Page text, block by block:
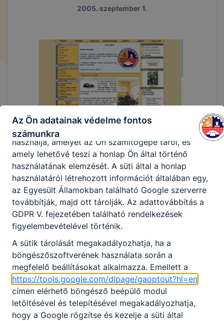
2005. szeptember 1.
Az Ön adatainak védelme fontos
számunkra
honlapunk használhatóságának és folyamatainak
hogy felhasználóink nem lesznek képesek
honlapunk funkcióinak teljes körű használatára (nem
lesz például elérhető a recaptcha, Google térkép,
form, YouTube videó), vagy a honlap a tervezettől
eltérően fog működni böngészőjében.
A honlap Google Analytics-et, a Google Inc. webes
elemző szolgáltatását használja. Ennek során a
Google Analytics a süti egy meghatározott formáját
használja, amelyet az Ön számítógépe tárol, és
amely lehetővé teszi a honlap Ön által történő
használatának elemzését. A süti által a honlap
használatáról létrehozott információt általában egy,
az Egyesült Államokban található Google szerverre
továbbítják, majd ott tárolják. Az adattovábbítás a
GDPR V. fejezetében található rendelkezések
figyelembevételével történik.
A sütik tárolását megakadályozhatja, ha a
böngészőszoftverének használata során a
megfelelő beállításokat alkalmazza. Emellett a
https://tools.google.com/dlpage/gaoptout?hl=en
címen elérhető böngésző beépülő modul
letöltésével és telepítésével megakadályozhatja,
hogy a Google rögzítse és kezelje a süti által